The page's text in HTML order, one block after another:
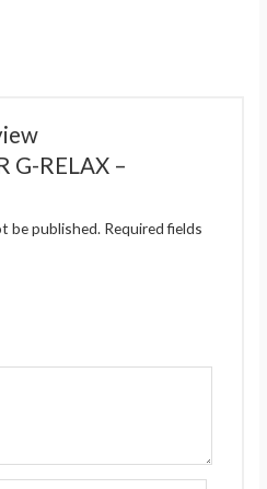
G-RELAX –
be published. Required fields